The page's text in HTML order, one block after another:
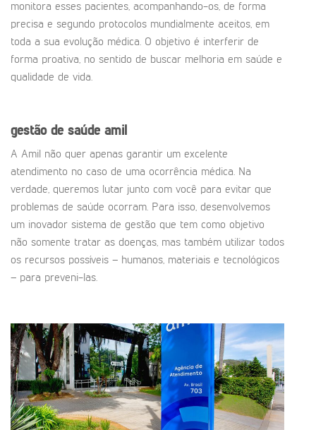
monitora esses pacientes, acompanhando-os, de forma
precisa e segundo protocolos mundialmente aceitos, em
toda a sua evolução médica. O objetivo é interferir de
forma proativa, no sentido de buscar melhoria em saúde e
qualidade de vida.
gestão de saúde amil
A Amil não quer apenas garantir um excelente
atendimento no caso de uma ocorrência médica. Na
verdade, queremos lutar junto com você para evitar que
problemas de saúde ocorram. Para isso, desenvolvemos
um inovador sistema de gestão que tem como objetivo
não somente tratar as doenças, mas também utilizar todos
os recursos possíveis – humanos, materiais e tecnológicos
– para preveni-las.